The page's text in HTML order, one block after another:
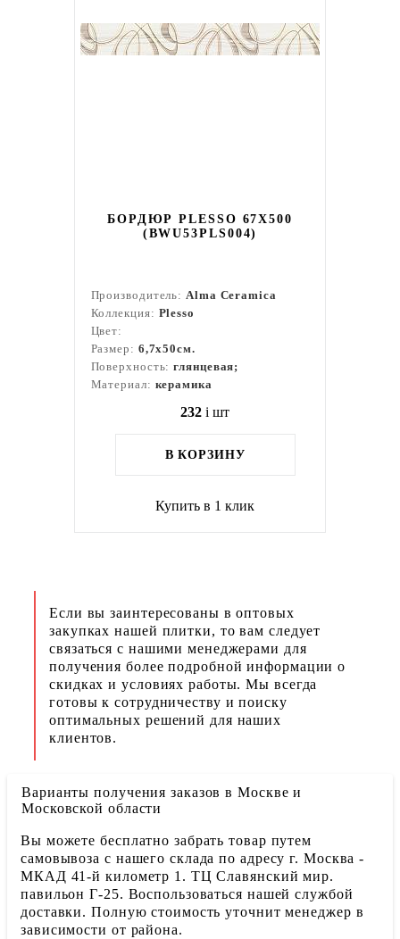
БОРДЮР PLESSO 67X500
(BWU53PLS004)
Производитель:Alma Ceramica
Коллекция: Plesso
Цвет:
Размер: 6,7x50см.
Поверхность:глянцевая;
Материал: керамика
232 i шт
В КОРЗИНУ
Купить в 1 клик
Если вы заинтересованы в оптовых
закупках нашей плитки, то вам следует
связаться с нашими менеджерами для
получения более подробной информации о
скидках и условиях работы. Мы всегда
готовы к сотрудничеству и поиску
оптимальных решений для наших
клиентов.
Варианты получения заказов в Москве и
Московской области
Вы можете бесплатно забрать товар путем
самовывоза с нашего склада по адресу г. Москва -
МКАД 41-й километр 1. ТЦ Славянский мир.
павильон Г-25. Воспользоваться нашей службой
доставки. Полную стоимость уточнит менеджер в
зависимости от района.